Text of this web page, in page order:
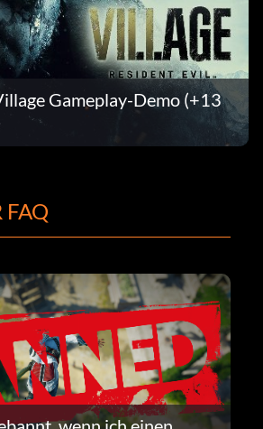
Gameplay-Demo (+13
FAQ